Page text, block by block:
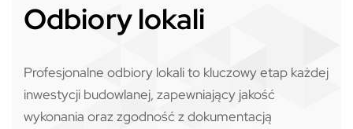
Odbiory lokali
Profesjonalne odbiory lokali to kluczowy etap każdej
inwestycji budowlanej, zapewniający jakość
wykonania oraz zgodność z dokumentacją